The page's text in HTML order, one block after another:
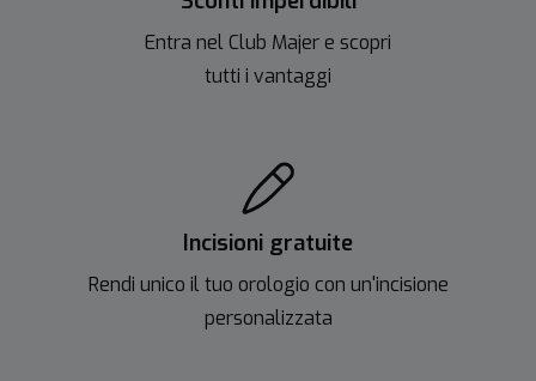
Entra nel Club Majer e scopri
tutti i vantaggi
Incisioni gratuite
Rendi unico il tuo orologio con un'incisione
personalizzata